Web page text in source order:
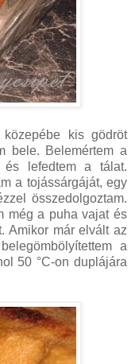
kis gödröt
bele. Belemértem a
és lefedtem a tálat.
a tojássárgáját, egy
összedolgoztam.
még a puha vajat és
Amikor már elvált az
a
50 °C-on duplájára